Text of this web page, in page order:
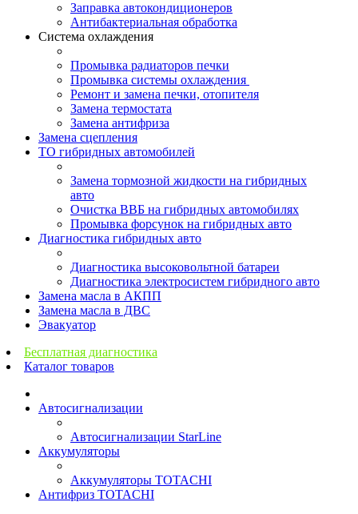
Заправка автокондиционеров
Антибактериальная обработка
Система охлаждения
Промывка радиаторов печки
Промывка системы охлаждения
Ремонт и замена печки, отопителя
Замена термостата
Замена антифриза
Замена сцепления
ТО гибридных автомобилей
Замена тормозной жидкости на гибридных
авто
Очистка ВВБ на гибридных автомобилях
Промывка форсунок на гибридных авто
Диагностика гибридных авто
Диагностика высоковольтной батареи
Диагностика электросистем гибридного авто
Замена масла в АКПП
Замена масла в ДВС
Эвакуатор
Бесплатная диагностика
Каталог товаров
Автосигнализации
Автосигнализации StarLine
Аккумуляторы
Аккумуляторы TOTACHI
Антифриз TOTACHI